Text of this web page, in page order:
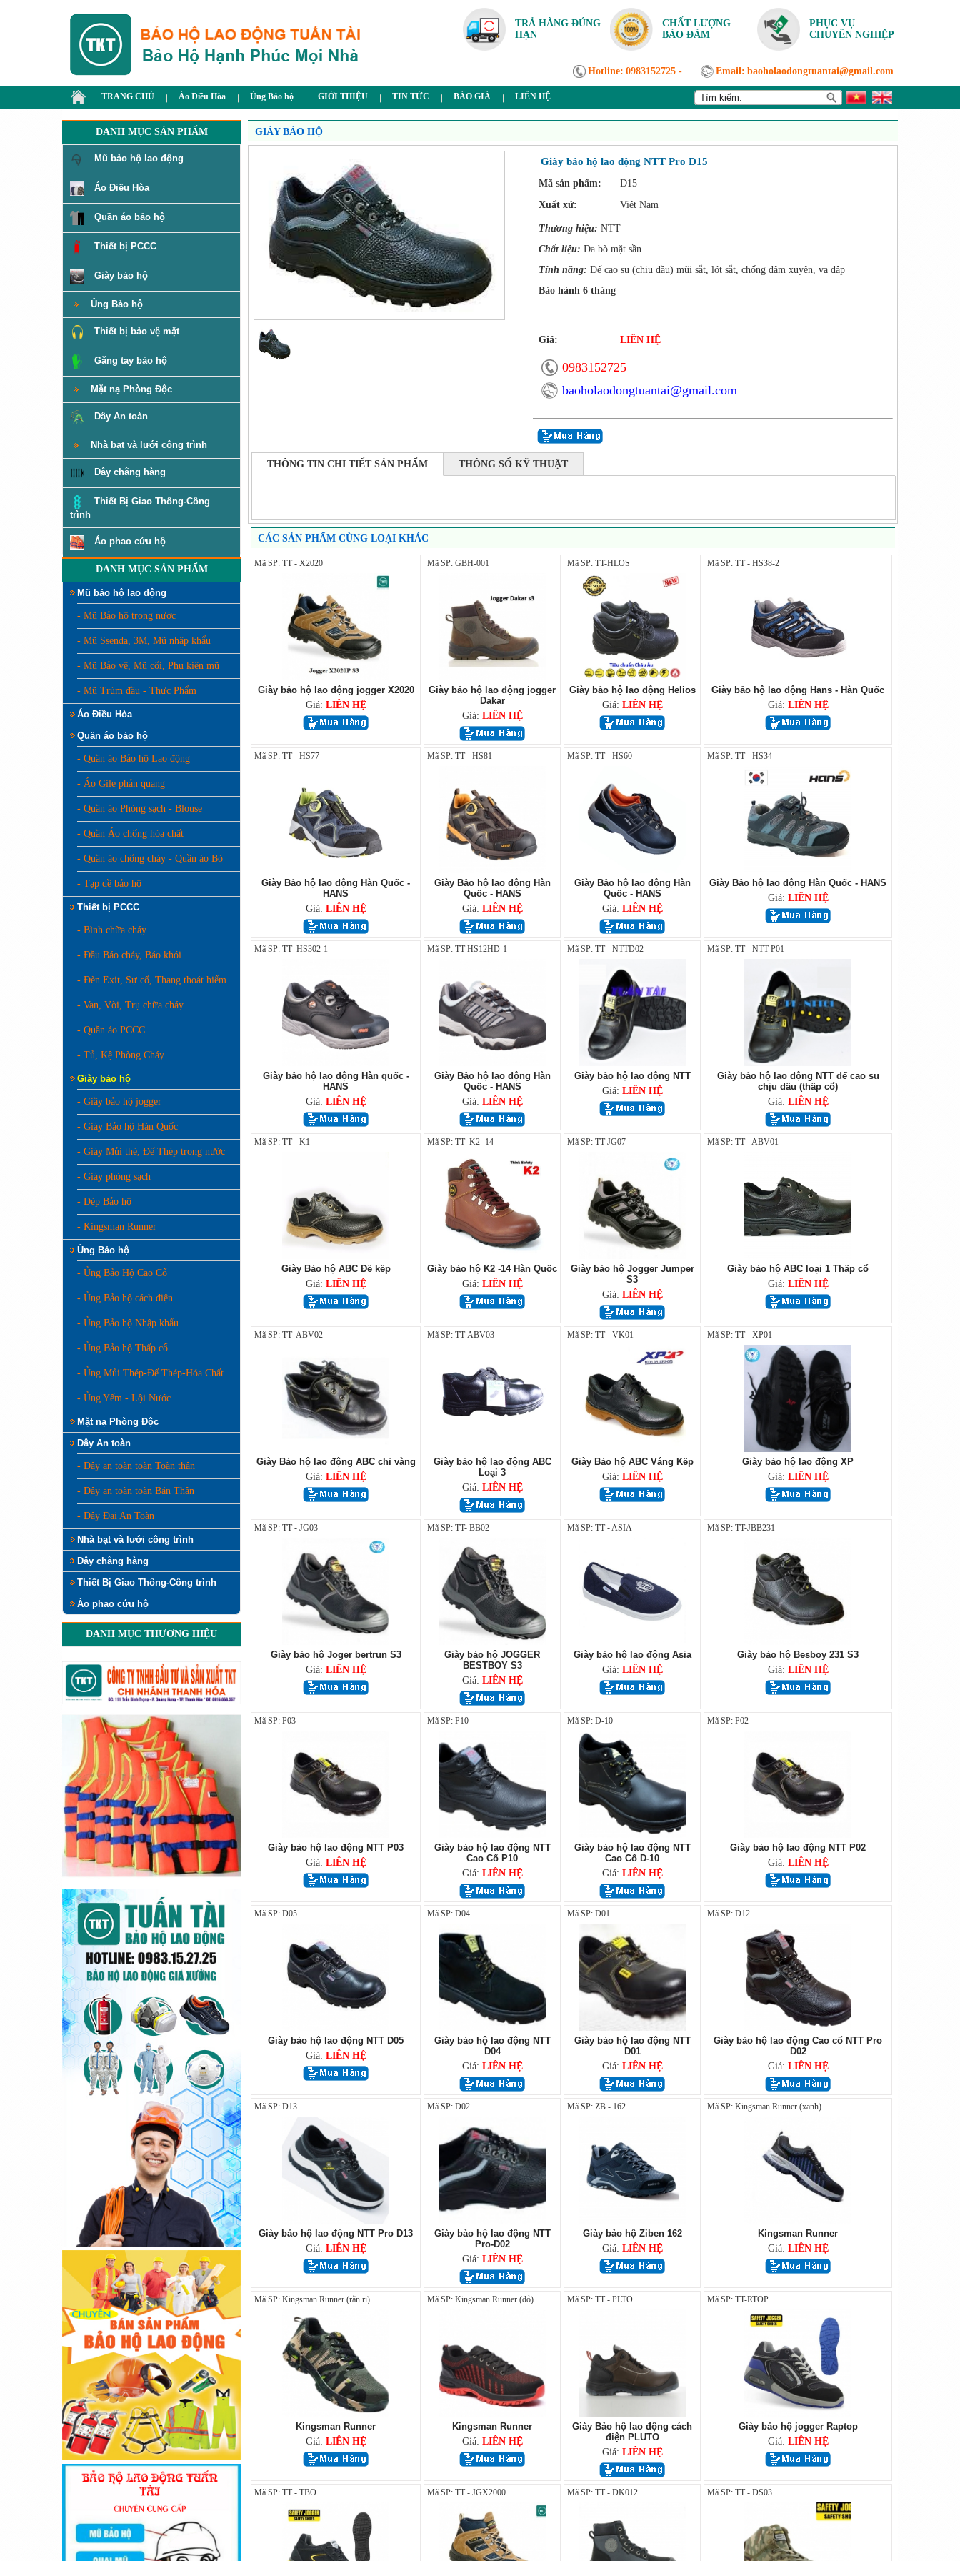
TRẢ HÀNG ĐÚNG
HẠN
CHẤT LƯỢNG
BẢO ĐẢM
PHỤC VỤ
CHUYÊN NGHIỆP
Hotline: 0983152725 - Email: baoholaodongtuantai@gmail.com
TRANG CHỦ Áo Điều Hòa Ủng Bảo hộ GIỚI THIỆU TIN TỨC BÁO GIÁ LIÊN HỆ
DANH MỤC SẢN PHẨM
Mũ bảo hộ lao động
Áo Điều Hòa
Quần áo bảo hộ
Thiết bị PCCC
Giày bảo hộ
Ủng Bảo hộ
Thiết bị bảo vệ mặt
Găng tay bảo hộ
Mặt nạ Phòng Độc
Dây An toàn
Nhà bạt và lưới công trình
Dây chằng hàng
Thiết Bị Giao Thông-Công
trình
Áo phao cứu hộ
DANH MỤC SẢN PHẨM
Mũ bảo hộ lao động
- Mũ Bảo hộ trong nước
- Mũ Ssenda, 3M, Mũ nhập khẩu
- Mũ Bảo vệ, Mũ cối, Phụ kiện mũ
- Mũ Trùm đầu - Thực Phẩm
Áo Điều Hòa
Quần áo bảo hộ
- Quần áo Bảo hộ Lao động
- Áo Gile phản quang
- Quần áo Phòng sạch - Blouse
- Quần Áo chống hóa chất
- Quần áo chống cháy - Quần áo Bò
- Tạp dề bảo hộ
Thiết bị PCCC
- Bình chữa cháy
- Đầu Báo cháy, Báo khói
- Đèn Exit, Sự cố, Thang thoát hiểm
- Van, Vòi, Trụ chữa cháy
- Quần áo PCCC
- Tủ, Kệ Phòng Cháy
Giày bảo hộ
- Giầy bảo hộ jogger
- Giày Bảo hộ Hàn Quốc
- Giày Mủi thé, Đế Thép trong nước
- Giày phòng sạch
- Dép Bảo hộ
- Kingsman Runner
Ủng Bảo hộ
- Ủng Bảo Hộ Cao Cổ
- Ủng Bảo hộ cách điện
- Ủng Bảo hộ Nhập khẩu
- Ủng Bảo hộ Thấp cổ
- Ủng Mủi Thép-Đế Thép-Hóa Chất
- Ủng Yếm - Lội Nước
Mặt nạ Phòng Độc
Dây An toàn
- Dây an toàn toàn Toàn thân
- Dây an toàn toàn Bán Thân
- Dây Đai An Toàn
Nhà bạt và lưới công trình
Dây chằng hàng
Thiết Bị Giao Thông-Công trình
Áo phao cứu hộ
DANH MỤC THƯƠNG HIỆU
GIÀY BẢO HỘ
Giày bảo hộ lao động NTT Pro D15
Mã sản phẩm:
D15
Xuất xứ:
Việt Nam
Thương hiệu: NTT
Chất liệu: Da bò mặt sần
Tính năng: Đế cao su (chịu dầu) mũi sắt, lót sắt, chống đâm xuyên, va đập
Bảo hành 6 tháng
Giá: LIÊN HỆ
0983152725
baoholaodongtuantai@gmail.com
THÔNG TIN CHI TIẾT SẢN PHẨM THÔNG SỐ KỸ THUẬT
CÁC SẢN PHẨM CÙNG LOẠI KHÁC
Mã SP: TT - X2020
Giày bảo hộ lao động jogger X2020
Giá: LIÊN HỆ
Mã SP: GBH-001
Giày bảo hộ lao động jogger
Dakar
Giá: LIÊN HỆ
Mã SP: TT-HLOS
Giày bảo hộ lao động Helios
Giá: LIÊN HỆ
Mã SP: TT - HS38-2
Giày bảo hộ lao động Hans - Hàn Quốc
Giá: LIÊN HỆ
Mã SP: TT - HS77
Giày Bảo hộ lao động Hàn Quốc -
HANS
Giá: LIÊN HỆ
Mã SP: TT - HS81
Giày Bảo hộ lao động Hàn
Quốc - HANS
Giá: LIÊN HỆ
Mã SP: TT - HS60
Giày Bảo hộ lao động Hàn
Quốc - HANS
Giá: LIÊN HỆ
Mã SP: TT - HS34
Giày Bảo hộ lao động Hàn Quốc - HANS
Giá: LIÊN HỆ
Mã SP: TT- HS302-1
Giày bảo hộ lao động Hàn quốc -
HANS
Giá: LIÊN HỆ
Mã SP: TT-HS12HD-1
Giày Bảo hộ lao động Hàn
Quốc - HANS
Giá: LIÊN HỆ
Mã SP: TT - NTTD02
Giày bảo hộ lao động NTT
Giá: LIÊN HỆ
Mã SP: TT - NTT P01
Giày bảo hộ lao động NTT dế cao su
chịu dầu (thấp cổ)
Giá: LIÊN HỆ
Mã SP: TT - K1
Giày Bảo hộ ABC Đế kếp
Giá: LIÊN HỆ
Mã SP: TT- K2 -14
Giày bảo hộ K2 -14 Hàn Quốc
Giá: LIÊN HỆ
Mã SP: TT-JG07
Giày bảo hộ Jogger Jumper
S3
Giá: LIÊN HỆ
Mã SP: TT - ABV01
Giày bảo hộ ABC loại 1 Thấp cổ
Giá: LIÊN HỆ
Mã SP: TT- ABV02
Giày Bảo hộ lao động ABC chỉ vàng
Giá: LIÊN HỆ
Mã SP: TT-ABV03
Giày bảo hộ lao động ABC
Loại 3
Giá: LIÊN HỆ
Mã SP: TT - VK01
Giày Bảo hộ ABC Váng Kếp
Giá: LIÊN HỆ
Mã SP: TT - XP01
Giày bảo hộ lao động XP
Giá: LIÊN HỆ
Mã SP: TT - JG03
Giày bảo hộ Joger bertrun S3
Giá: LIÊN HỆ
Mã SP: TT- BB02
Giày bảo hộ JOGGER
BESTBOY S3
Giá: LIÊN HỆ
Mã SP: TT - ASIA
Giày bảo hộ lao động Asia
Giá: LIÊN HỆ
Mã SP: TT-JBB231
Giày bảo hộ Besboy 231 S3
Giá: LIÊN HỆ
Mã SP: P03
Giày bảo hộ lao động NTT P03
Giá: LIÊN HỆ
Mã SP: P10
Giày bảo hộ lao động NTT
Cao Cổ P10
Giá: LIÊN HỆ
Mã SP: D-10
Giày bảo hộ lao động NTT
Cao Cổ D-10
Giá: LIÊN HỆ
Mã SP: P02
Giày bảo hộ lao động NTT P02
Giá: LIÊN HỆ
Mã SP: D05
Giày bảo hộ lao động NTT D05
Giá: LIÊN HỆ
Mã SP: D04
Giày bảo hộ lao động NTT
D04
Giá: LIÊN HỆ
Mã SP: D01
Giày bảo hộ lao động NTT
D01
Giá: LIÊN HỆ
Mã SP: D12
Giày bảo hộ lao động Cao cổ NTT Pro
D02
Giá: LIÊN HỆ
Mã SP: D13
Giày bảo hộ lao động NTT Pro D13
Giá: LIÊN HỆ
Mã SP: D02
Giày bảo hộ lao động NTT
Pro-D02
Giá: LIÊN HỆ
Mã SP: ZB - 162
Giày bảo hộ Ziben 162
Giá: LIÊN HỆ
Mã SP: Kingsman Runner (xanh)
Kingsman Runner
Giá: LIÊN HỆ
Mã SP: Kingsman Runner (rằn ri)
Kingsman Runner
Giá: LIÊN HỆ
Mã SP: Kingsman Runner (đỏ)
Kingsman Runner
Giá: LIÊN HỆ
Mã SP: TT - PLTO
Giày Bảo hộ lao động cách
điện PLUTO
Giá: LIÊN HỆ
Mã SP: TT-RTOP
Giày bảo hộ jogger Raptop
Giá: LIÊN HỆ
Mã SP: TT - TBO Mã SP: TT - JGX2000 Mã SP: TT - DK012 Mã SP: TT - DS03